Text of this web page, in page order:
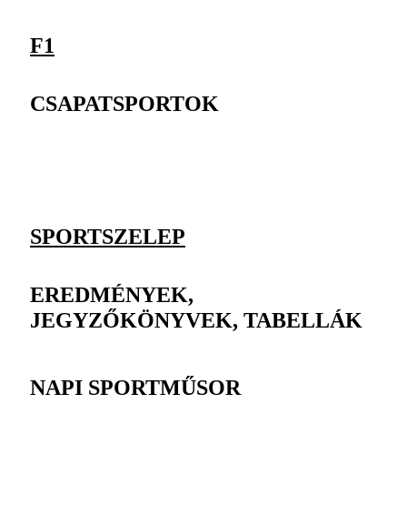
F1
CSAPATSPORTOK
SPORTSZELEP
EREDMÉNYEK,
JEGYZŐKÖNYVEK, TABELLÁK
NAPI SPORTMŰSOR